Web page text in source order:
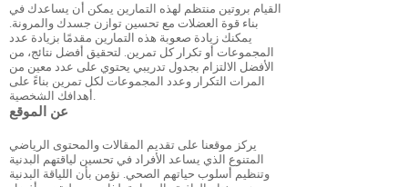
القيام بروتين منتظم لهذه التمارين يمكن أن يساعدك في
بناء قوة العضلات مع تحسين توازن جسدك والمرونة.
يمكنك زيادة صعوبة هذه التمارين مقدمًا بزيادة عدد
المجموعات أو تكرار كل تمرين. لتحقيق أفضل نتائج، من
الأفضل الالتزام بجدول تدريبي يحتوي على عدد معين من
المرات التكرار وعدد المجموعات لكل تمرين بناءً على
عن الموقع
يركز موقعنا على تقديم المقالات والمحتوى الرياضي
المتنوع الذي يساعد الأفراد في تحسين لياقتهم البدنية
وتنظيم أسلوب حياتهم الصحي. نؤمن بأن اللياقة البدنية